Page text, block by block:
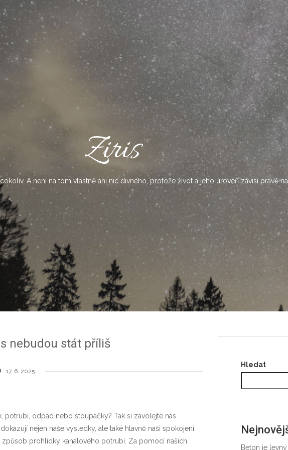
Ziris
A není na tom vlastně ani nic divného, protože život a jeho úroveň závisí právě
nebudou stát příliš
17. 6. 2025
potrubí, odpad nebo stoupačky? Tak si zavolejte nás.
nejen naše výsledky, ale také hlavně naši spokojení
prohlídky kanálového potrubí. Za pomocí našich
Hledat
Beton je